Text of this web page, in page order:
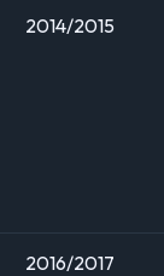
2014/2015
2016/2017